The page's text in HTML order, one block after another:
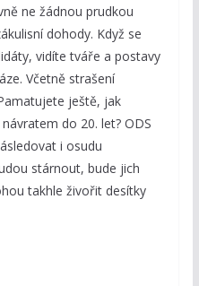
ne žádnou prudkou
dohody. Když se
vidíte tváře a postavy
Včetně strašení
ještě, jak
do 20. let? ODS
i osudu
stárnout, bude jich
takhle živořit desítky